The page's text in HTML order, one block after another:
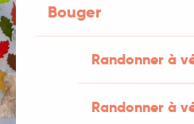
Bouger
Randonner à
Randonner à